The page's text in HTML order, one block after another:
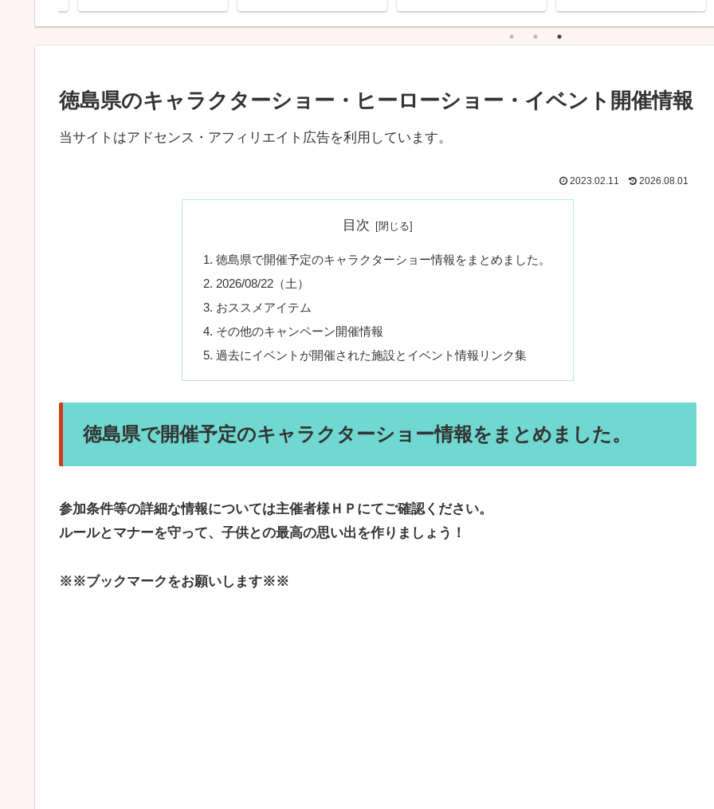
徳島県のキャラクターショー・ヒーローショー・イベント開催情報
当サイトはアドセンス・アフィリエイト広告を利用しています。
2023.02.11 2026.08.01
目次
徳島県で開催予定のキャラクターショー情報をまとめました。
2026/08/22（土）
おススメアイテム
その他のキャンペーン開催情報
過去にイベントが開催された施設とイベント情報リンク集
徳島県で開催予定のキャラクターショー情報をまとめました。
参加条件等の詳細な情報については主催者様ＨＰにてご確認ください。
ルールとマナーを守って、子供との最高の思い出を作りましょう！
※※ブックマークをお願いします※※